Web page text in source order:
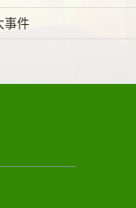
事件